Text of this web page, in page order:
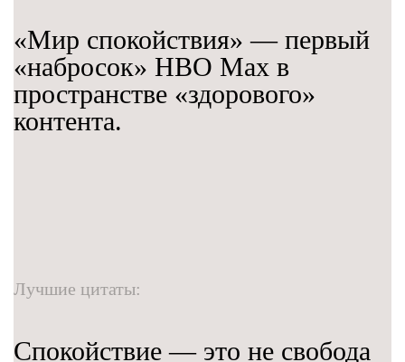
«Мир спокойствия» — первый
«набросок» HBO Max в
пространстве «здорового»
контента.
Лучшие цитаты:
Спокойствие — это не свобода